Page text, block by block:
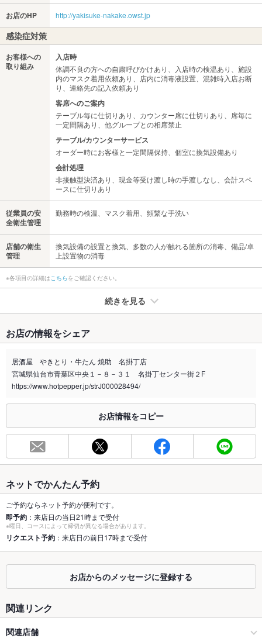
お店のHP http://yakisuke-nakake.owst.jp
感染症対策
お客様への
取り組み
入店時
体調不良の方への自粛呼びかけあり、入店時の検温あり、施設
内のマスク着用依頼あり、店内に消毒液設置、混雑時入店お断
り、連絡先の記入依頼あり
客席へのご案内
テーブル毎に仕切りあり、カウンター席に仕切りあり、席毎に
一定間隔あり、他グループとの相席禁止
テーブル/カウンターサービス
オーダー時にお客様と一定間隔保持、個室に換気設備あり
会計処理
非接触型決済あり、現金等受け渡し時の手渡しなし、会計スペ
ースに仕切りあり
従業員の安
全衛生管理
勤務時の検温、マスク着用、頻繁な手洗い
店舗の衛生
管理
換気設備の設置と換気、多数の人が触れる箇所の消毒、備品/卓
上設置物の消毒
※各項目の詳細は こちらをご確認ください。
続きを見る
禁煙・喫煙
全席喫煙可
喫煙専用室 なし
合わせください。
お席
60席(喫煙可)
容人数
個室 なし ：半個室掘りごたつ席ございます。
座敷 なし ：掘りごたつ席ございます／喫煙可
掘りごたつ あり ：4名席×4ございます／喫煙可
あり ：喫煙可、広々としたカウンター席
お店の情報をシェア
居酒屋 やきとり・牛たん 焼助 名掛丁店
宮城県仙台市青葉区中央１－８－３１ 名掛丁センター街２F
https://www.hotpepper.jp/strJ000028494/
お店情報をコピー
ネットでかんたん予約
ご予約ならネット予約が便利です。
即予約 ：来店日の当日21時まで受付
※曜日、コースによって締切が異なる場合があります。
リクエスト予約 ：来店日の前日17時まで受付
お店からのメッセージに登録する
関連リンク
関連店舗